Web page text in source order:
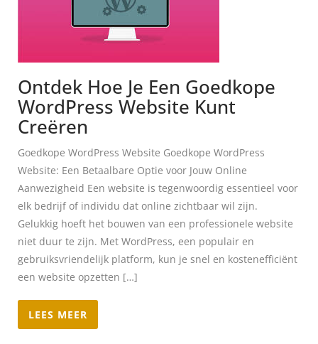
Ontdek Hoe Je Een Goedkope
WordPress Website Kunt
Creëren
Goedkope WordPress Website Goedkope WordPress
Website: Een Betaalbare Optie voor Jouw Online
Aanwezigheid Een website is tegenwoordig essentieel voor
elk bedrijf of individu dat online zichtbaar wil zijn.
Gelukkig hoeft het bouwen van een professionele website
niet duur te zijn. Met WordPress, een populair en
gebruiksvriendelijk platform, kun je snel en kostenefficiënt
een website opzetten […]
LEES MEER